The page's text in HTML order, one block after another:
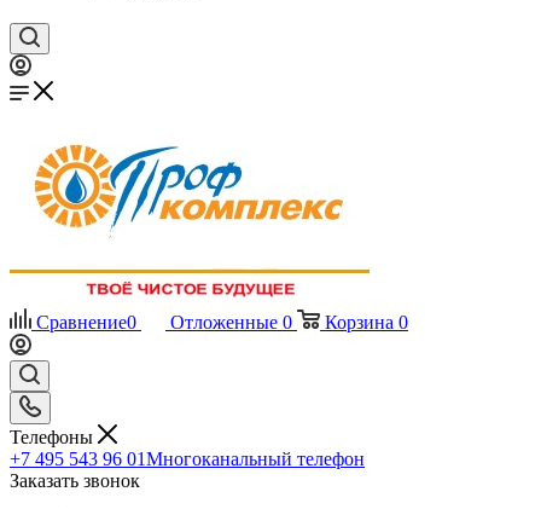
Сравнение0 Отложенные 0 Корзина 0
Телефоны
+7 495 543 96 01Многоканальный телефон
Заказать звонок